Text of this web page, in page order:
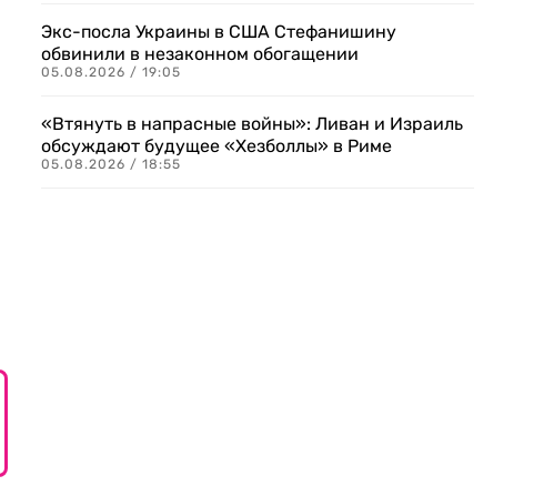
Экс-посла Украины в США Стефанишину
обвинили в незаконном обогащении
05.08.2026 / 19:05
«Втянуть в напрасные войны»: Ливан и Израиль
обсуждают будущее «Хезболлы» в Риме
05.08.2026 / 18:55